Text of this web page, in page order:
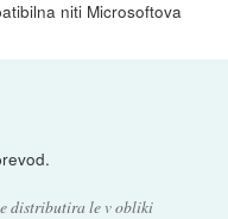
niti Microsoftova
distributira le v obliki